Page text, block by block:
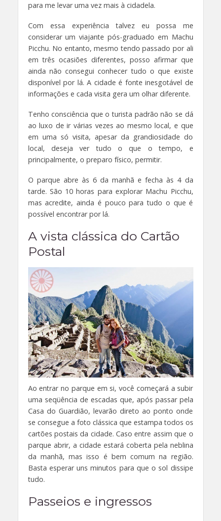
para me levar uma vez mais à cidadela.
Com essa experiência talvez eu possa me
considerar um viajante pós-graduado em Machu
Picchu. No entanto, mesmo tendo passado por ali
em três ocasiões diferentes, posso afirmar que
ainda não consegui conhecer tudo o que existe
disponível por lá. A cidade é fonte inesgotável de
informações e cada visita gera um olhar diferente.
Tenho consciência que o turista padrão não se dá
ao luxo de ir várias vezes ao mesmo local, e que
em uma só visita, apesar da grandiosidade do
local, deseja ver tudo o que o tempo, e
principalmente, o preparo físico, permitir.
O parque abre às 6 da manhã e fecha às 4 da
tarde. São 10 horas para explorar Machu Picchu,
mas acredite, ainda é pouco para tudo o que é
possível encontrar por lá.
A vista clássica do Cartão
Postal
Ao entrar no parque em si, você começará a subir
uma seqüência de escadas que, após passar pela
Casa do Guardião, levarão direto ao ponto onde
se consegue a foto clássica que estampa todos os
cartões postais da cidade. Caso entre assim que o
parque abrir, a cidade estará coberta pela neblina
da manhã, mas isso é bem comum na região.
Basta esperar uns minutos para que o sol dissipe
tudo.
Passeios e ingressos